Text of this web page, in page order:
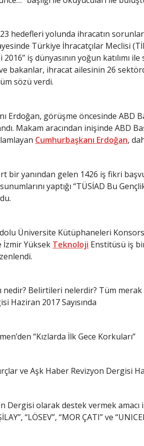
hedefleri yolunda ihracatın
Türkiye İhracatçılar Meclisi
iş dünyasının yoğun katılımı
ve bakanlar, ihracat ailesinin 26
sözü verdi.
Erdoğan, görüşme öncesinde ABD
Makam aracından inişinde ABD
Cumhurbaşkanı Erdoğan,
bir yanından gelen 1426 iş fikri
yaptığı “TÜSİAD Bu
Üniversite Kütüphaneleri
İzmir Yüksek Teknoloji Enstitüsü iş
nedir? Belirtileri nelerdir? Tüm
Haziran 2017 Sayısında
“Kızlarda İlk Gece Korkuları”
ve Aşk Haber Revizyon Dergisi
Dergisi olarak destek vermek amacı
“LÖSEV”, “MOR ÇATI” ve